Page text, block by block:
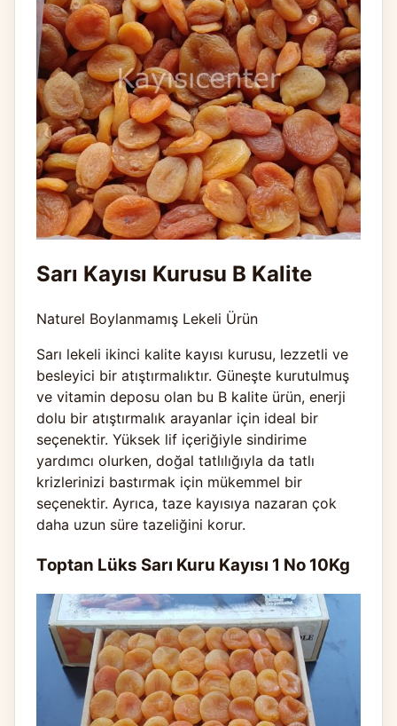
Sarı Kayısı Kurusu B Kalite
Naturel Boylanmamış Lekeli Ürün
Sarı lekeli ikinci kalite kayısı kurusu, lezzetli ve
besleyici bir atıştırmalıktır. Güneşte kurutulmuş
ve vitamin deposu olan bu B kalite ürün, enerji
dolu bir atıştırmalık arayanlar için ideal bir
seçenektir. Yüksek lif içeriğiyle sindirime
yardımcı olurken, doğal tatlılığıyla da tatlı
krizlerinizi bastırmak için mükemmel bir
seçenektir. Ayrıca, taze kayısıya nazaran çok
daha uzun süre tazeliğini korur.
Toptan Lüks Sarı Kuru Kayısı 1 No 10Kg